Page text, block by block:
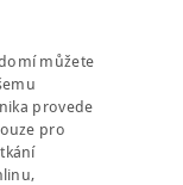
můžete
provede
pro